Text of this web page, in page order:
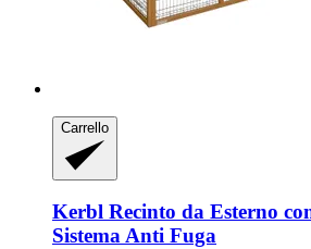
Carrello
Kerbl Recinto da Esterno
Sistema Anti Fuga